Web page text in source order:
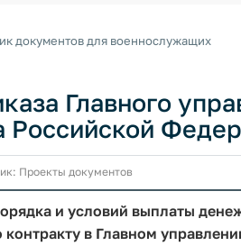
документов для военнослужащих
Главного
Российской
Проекты документов
и условий выплаты
в Главном